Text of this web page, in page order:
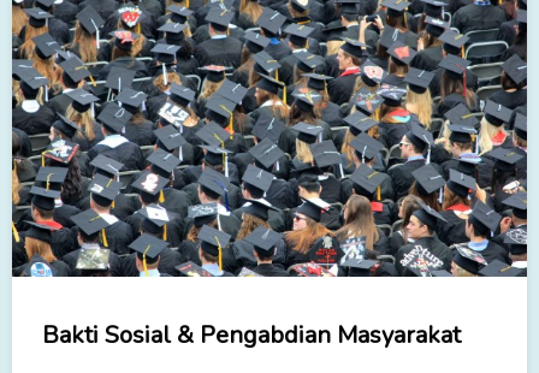
Bakti Sosial & Pengabdian Masyarakat